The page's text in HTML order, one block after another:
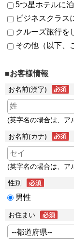
5つ星ホテルに
ビジネスクラス
クルーズ旅行を
その他（以下、
■お客様情報
お名前(漢字)
(英字名の場合は、ア
お名前(カナ)
(英字名の場合は、ア
性別
男性
お住まい